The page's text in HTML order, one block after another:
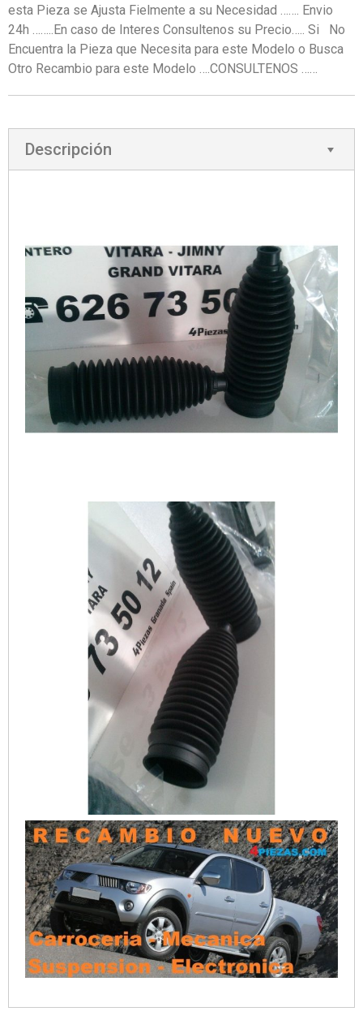
esta Pieza se Ajusta Fielmente a su Necesidad ……. Envio
24h ……..En caso de Interes Consultenos su Precio….. Si No
Encuentra la Pieza que Necesita para este Modelo o Busca
Otro Recambio para este Modelo ….CONSULTENOS ……
Descripción